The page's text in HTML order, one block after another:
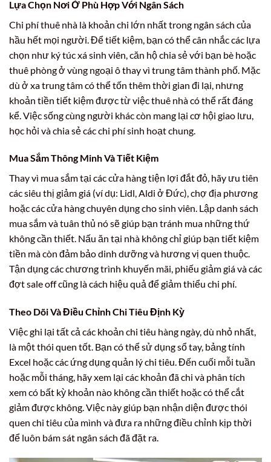
Lựa Chọn Nơi Ở Phù Hợp Với Ngân Sách
Chi phí thuê nhà là khoản chi lớn nhất trong ngân sách của
hầu hết mọi người. Để tiết kiệm, bạn có thể cân nhắc các lựa
chọn như ký túc xá sinh viên, căn hộ chia sẻ với bạn bè hoặc
thuê phòng ở vùng ngoại ô thay vì trung tâm thành phố. Mặc
dù ở xa trung tâm có thể tốn thêm thời gian đi lại, nhưng
khoản tiền tiết kiệm được từ việc thuê nhà có thể rất đáng
kể. Việc sống cùng người khác còn mang lại cơ hội giao lưu,
học hỏi và chia sẻ các chi phí sinh hoạt chung.
Mua Sắm Thông Minh Và Tiết Kiệm
Thay vì mua sắm tại các cửa hàng tiện lợi đắt đỏ, hãy ưu tiên
các siêu thị giảm giá (ví dụ: Lidl, Aldi ở Đức), chợ địa phương
hoặc các cửa hàng chuyên dụng cho sinh viên. Lập danh sách
mua sắm và tuân thủ nó sẽ giúp bạn tránh mua những thứ
không cần thiết. Nấu ăn tại nhà không chỉ giúp bạn tiết kiệm
tiền mà còn đảm bảo dinh dưỡng và hương vị quen thuộc.
Tận dụng các chương trình khuyến mãi, phiếu giảm giá và các
đợt sale off cũng là cách hiệu quả để giảm thiểu chi phí.
Theo Dõi Và Điều Chỉnh Chi Tiêu Định Kỳ
Việc ghi lại tất cả các khoản chi tiêu hàng ngày, dù nhỏ nhất,
là một thói quen tốt. Bạn có thể sử dụng sổ tay, bảng tính
Excel hoặc các ứng dụng quản lý chi tiêu. Đến cuối mỗi tuần
hoặc mỗi tháng, hãy xem lại các khoản đã chi và phân tích
xem có bất kỳ khoản nào không cần thiết hoặc có thể cắt
giảm được không. Việc này giúp bạn nhận diện được thói
quen chi tiêu của mình và đưa ra những điều chỉnh kịp thời
để luôn bám sát ngân sách đã đặt ra.